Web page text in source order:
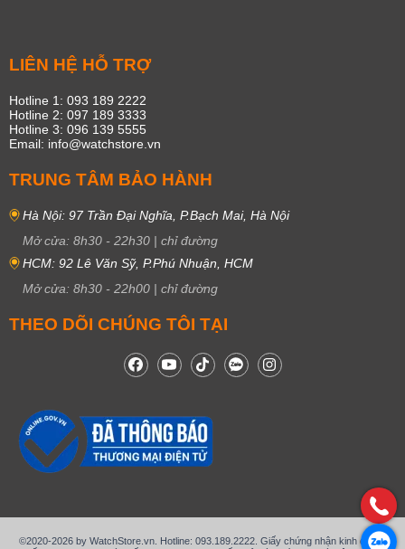
LIÊN HỆ HỖ TRỢ
Hotline 1: 093 189 2222
Hotline 2: 097 189 3333
Hotline 3: 096 139 5555
Email: info@watchstore.vn
TRUNG TÂM BẢO HÀNH
Hà Nội: 97 Trần Đại Nghĩa, P.Bạch Mai, Hà Nội
Mở cửa: 8h30 - 22h30 | chỉ đường
HCM: 92 Lê Văn Sỹ, P.Phú Nhuận, HCM
Mở cửa: 8h30 - 22h00 | chỉ đường
THEO DÕI CHÚNG TÔI TẠI
©2020-2026 by WatchStore.vn. Hotline: 093.189.2222. Giấy chứng nhận kinh doanh